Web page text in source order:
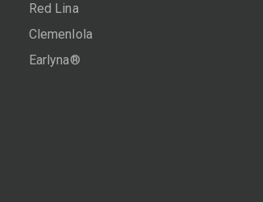
Red Lina
Clemenlola
Earlyna®